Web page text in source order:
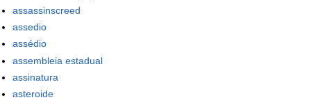
assassinscreed
assedio
assédio
assembleia estadual
assinatura
asteroide